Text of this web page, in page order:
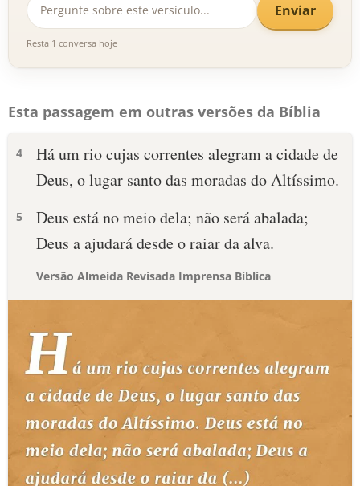
Enviar
Resta 1 conversa hoje
Esta passagem em outras versões da Bíblia
4
Há um rio cujas correntes alegram a cidade de
Deus, o lugar santo das moradas do Altíssimo.
5
Deus está no meio dela; não será abalada;
Deus a ajudará desde o raiar da alva.
Versão Almeida Revisada Imprensa Bíblica